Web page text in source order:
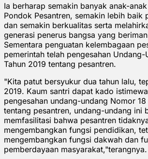
Ia berharap semakin banyak anak-
Pondok Pesantren, semakin lebih baik
dan semakin berkualitas serta
generasi penerus bangsa yang
Sementara penguatan kelembagaan
pemerintah telah pengesahan
Tahun 2019 tentang pesantren.
"Kita patut bersyukur dua tahun lalu,
2019. Kaum santri dapat kado
pengesahan undang-undang Nomor 18
tentang pesantren, undang-undang ini
memfasilitasi bahwa pesantren
mengembangkan fungsi pendidikan,
mengembangkan fungsi dakwah dan
pemberdayaan masyarakat,"terangnya.